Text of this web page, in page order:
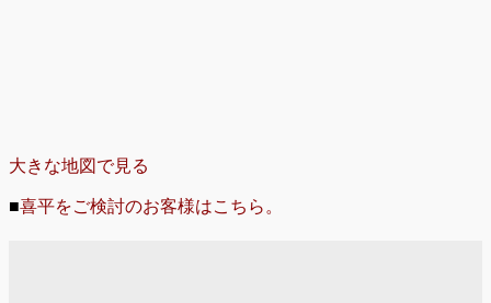
大きな地図で見る
■喜平をご検討のお客様はこちら。